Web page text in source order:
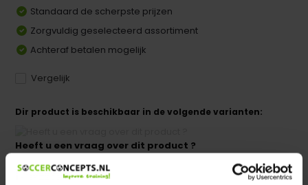
Standaard de scherpste prijzen
Zorgvuldig geselecteerd assortiment
Achteraf betalen mogelijk
Vergelijk
Dir product is beschikbaar in de volgende varianten:
Heeft u een vraag over dit product ?
We helpen u graag met meer informatie